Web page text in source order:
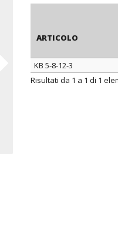
ARTICOLO
ARTICOLO
KB 5-8-12-3
Risultati da 1 a 1 di 1